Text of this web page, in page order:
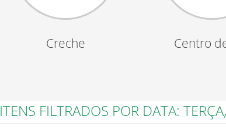
Creche Centro
ITENS FILTRADOS POR DATA: